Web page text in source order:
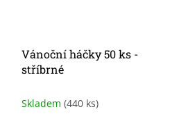
Vánoční háčky 50 ks -
stříbrné
Skladem (440 ks)